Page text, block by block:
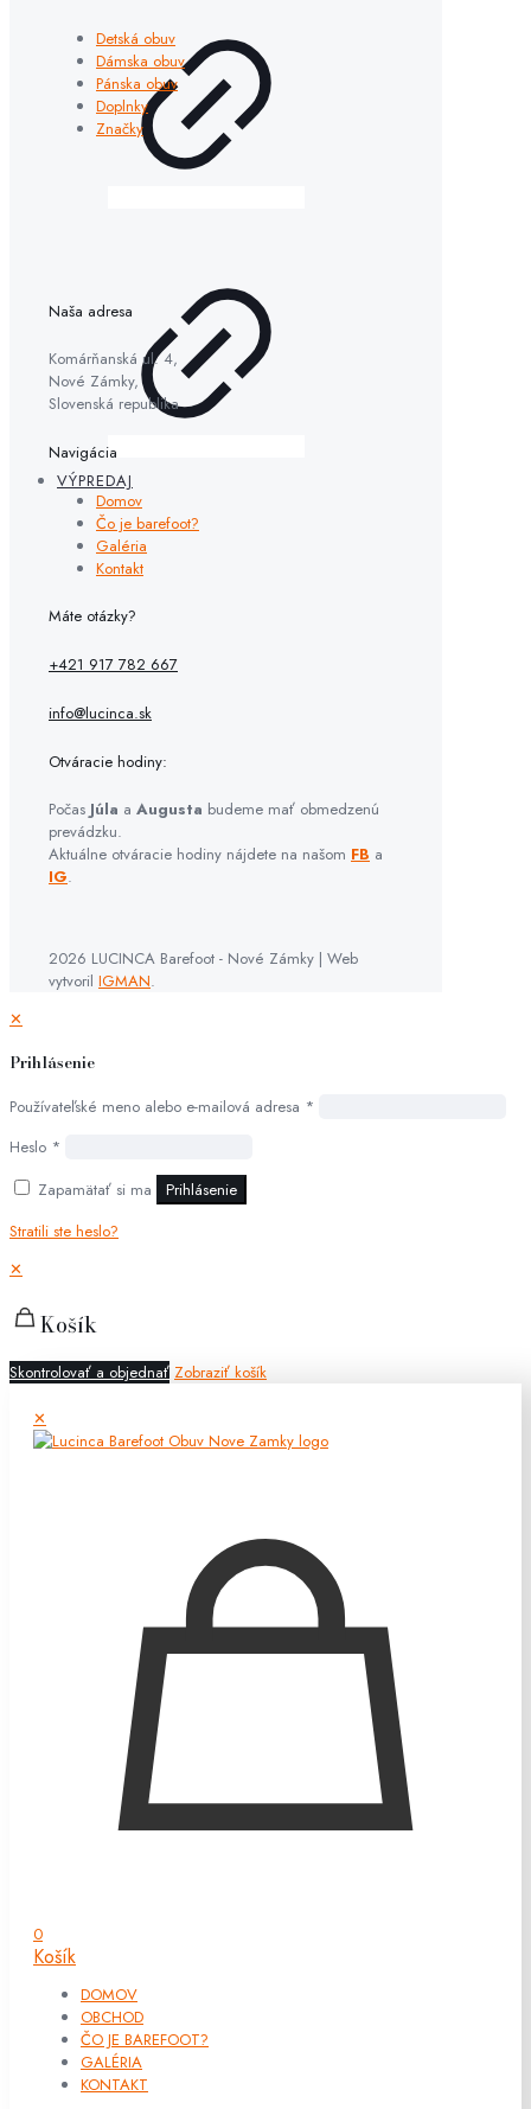
VÝPREDAJ
Detská obuv
Dámska obuv
Pánska obuv
Doplnky
Značky
Naša adresa
Komárňanská ul. 4,
Nové Zámky,
Slovenská republika
Navigácia
Domov
Čo je barefoot?
Galéria
Kontakt
Máte otázky?
+421 917 782 667
info@lucinca.sk
Otváracie hodiny:
Počas Júla a Augusta budeme mať obmedzenú
prevádzku.
Aktuálne otváracie hodiny nájdete na našom FB a
IG.
2026 LUCINCA Barefoot - Nové Zámky | Web
vytvoril IGMAN.
✕
Prihlásenie
Používateľské meno alebo e-mailová adresa *
Heslo *
Zapamätať si ma
Prihlásenie
Stratili ste heslo?
✕
Košík
Skontrolovať a objednať Zobraziť košík
✕
0
Košík
DOMOV
OBCHOD
ČO JE BAREFOOT?
GALÉRIA
KONTAKT